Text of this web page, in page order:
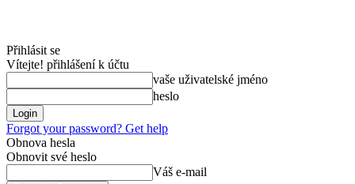
Přihlásit se
Vítejte! přihlášení k účtu
vaše uživatelské jméno
heslo
Forgot your password? Get help
Obnova hesla
Obnovit své heslo
Váš e-mail